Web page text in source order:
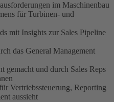
im Maschinenbau
für Turbinen- und
mit Insights zur Sales Pipeline
das General Management
gemacht und durch Sales Reps
Vertriebssteuerung, Reporting
aussieht